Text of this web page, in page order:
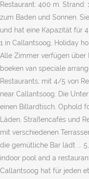
Restaurant: 400 m.
zum Baden und Sonnen.
und hat eine Kapazität für
1 in Callantsoog, Holiday
Alle Zimmer verfügen über
boeken van speciale
Restaurants; mit 4/5 von
near Callantsoog. Die
einen Billardtisch. Ophold
Läden, Straßencafés und
mit verschiedenen
die gemütliche Bar lädt ...
indoor pool and a
Callantsoog hat für jeden